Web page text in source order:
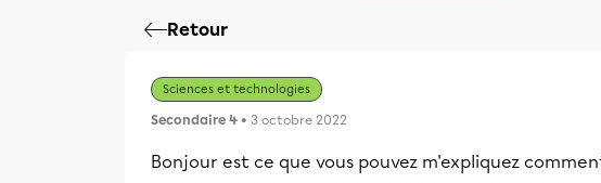
Retour
Sciences et technologies
Secondaire 4 • 3 octobre 2022
Bonjour est ce que vous pouvez m'expliquez